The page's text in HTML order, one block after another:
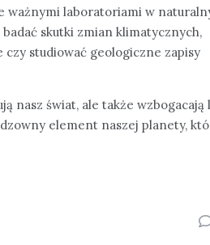
ważnymi laboratoriami w
skutki zmian klimatycznych,
studiować geologiczne zapisy
nasz świat, ale także wzbogacają
element naszej planety,